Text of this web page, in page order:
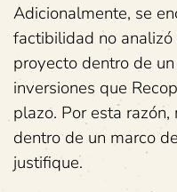
Adicionalmente, se
factibilidad no
proyecto dentro de
inversiones que
plazo. Por esta
dentro de un marco
justifique.